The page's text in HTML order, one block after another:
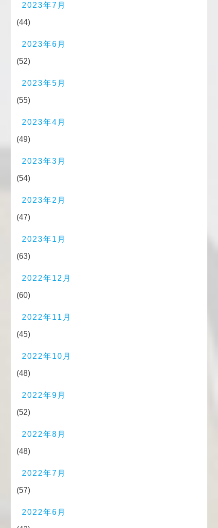
2023年7月
(44)
2023年6月
(52)
2023年5月
(55)
2023年4月
(49)
2023年3月
(54)
2023年2月
(47)
2023年1月
(63)
2022年12月
(60)
2022年11月
(45)
2022年10月
(48)
2022年9月
(52)
2022年8月
(48)
2022年7月
(57)
2022年6月